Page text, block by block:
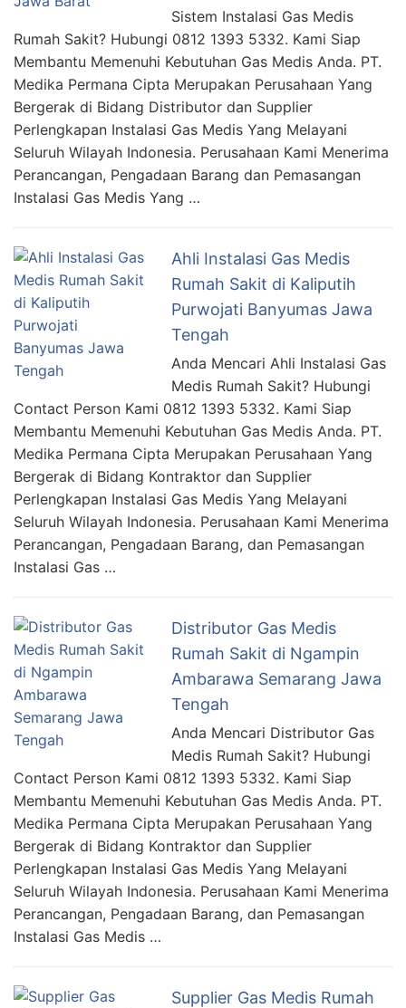
Sistem Instalasi Gas Medis
Rumah Sakit? Hubungi 0812 1393 5332. Kami Siap
Membantu Memenuhi Kebutuhan Gas Medis Anda. PT.
Medika Permana Cipta Merupakan Perusahaan Yang
Bergerak di Bidang Distributor dan Supplier
Perlengkapan Instalasi Gas Medis Yang Melayani
Seluruh Wilayah Indonesia. Perusahaan Kami Menerima
Perancangan, Pengadaan Barang dan Pemasangan
Instalasi Gas Medis Yang …
Ahli Instalasi Gas Medis
Rumah Sakit di Kaliputih
Purwojati Banyumas Jawa
Tengah
Anda Mencari Ahli Instalasi Gas
Medis Rumah Sakit? Hubungi
Contact Person Kami 0812 1393 5332. Kami Siap
Membantu Memenuhi Kebutuhan Gas Medis Anda. PT.
Medika Permana Cipta Merupakan Perusahaan Yang
Bergerak di Bidang Kontraktor dan Supplier
Perlengkapan Instalasi Gas Medis Yang Melayani
Seluruh Wilayah Indonesia. Perusahaan Kami Menerima
Perancangan, Pengadaan Barang, dan Pemasangan
Instalasi Gas …
Distributor Gas Medis
Rumah Sakit di Ngampin
Ambarawa Semarang Jawa
Tengah
Anda Mencari Distributor Gas
Medis Rumah Sakit? Hubungi
Contact Person Kami 0812 1393 5332. Kami Siap
Membantu Memenuhi Kebutuhan Gas Medis Anda. PT.
Medika Permana Cipta Merupakan Perusahaan Yang
Bergerak di Bidang Kontraktor dan Supplier
Perlengkapan Instalasi Gas Medis Yang Melayani
Seluruh Wilayah Indonesia. Perusahaan Kami Menerima
Perancangan, Pengadaan Barang, dan Pemasangan
Instalasi Gas Medis …
Supplier Gas Medis Rumah